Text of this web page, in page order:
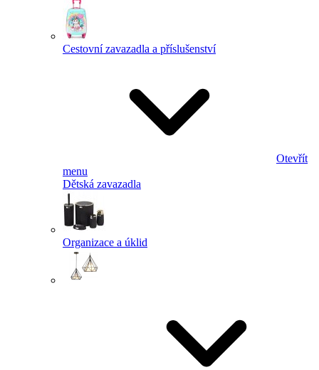
Cestovní zavazadla a příslušenství
Otevřít
menu
Dětská zavazadla
Organizace a úklid